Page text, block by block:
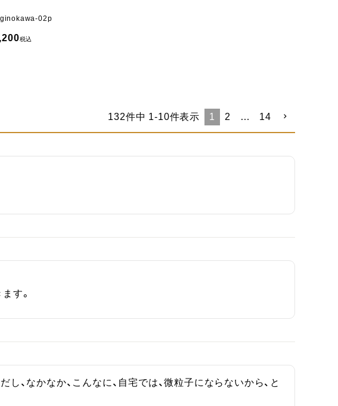
02p
税込
132件中 1-10件表示 1 2 … 14
す。
、なかなか、こんなに、自宅では、微粒子にならないから、と